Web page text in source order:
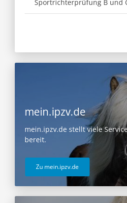
Sportrichterprüfung B und
mein.ipzv.de
mein.ipzv.de stellt viele
bereit.
Zu mein.ipzv.de